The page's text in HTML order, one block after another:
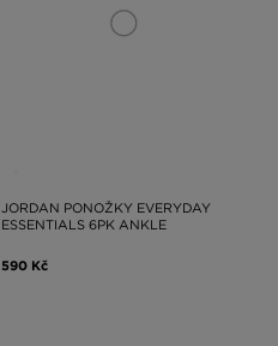
JORDAN PONOŽKY EVERYDAY
ESSENTIALS 6PK ANKLE
590 Kč